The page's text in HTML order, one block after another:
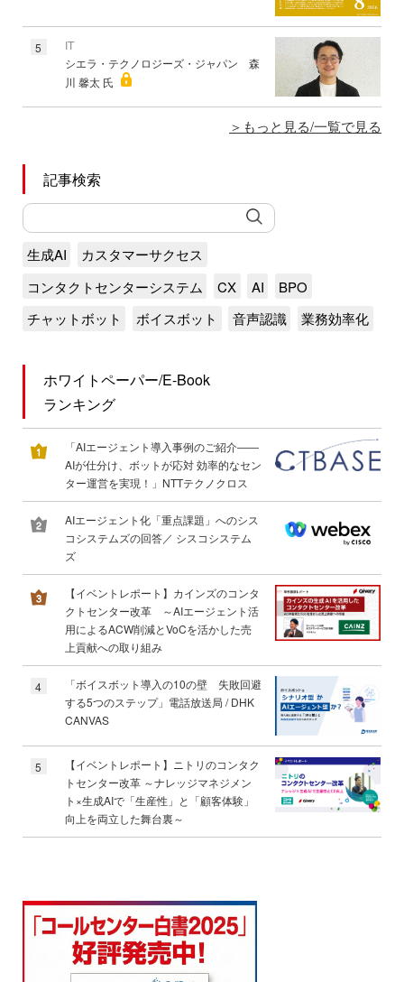
5
IT
シエラ・テクノロジーズ・ジャパン 森
川 馨太 氏
もっと見る/一覧で見る
記事検索
生成AI
カスタマーサクセス
コンタクトセンターシステム
CX AI
BPO
チャットボット
ボイスボット 音声認識 業務効率化
ホワイトペーパー/E-Book
ランキング
「AIエージェント導入事例のご紹介――
AIが仕分け、ボットが応対 効率的なセン
ター運営を実現！」NTTテクノクロス
AIエージェント化「重点課題」へのシス
コシステムズの回答／ シスコシステム
ズ
【イベントレポート】カインズのコンタ
クトセンター改革 ～AIエージェント活
用によるACW削減とVoCを活かした売
上貢献への取り組み
4
「ボイスボット導入の10の壁 失敗回避
する5つのステップ」電話放送局 / DHK
CANVAS
5
【イベントレポート】ニトリのコンタク
トセンター改革 ～ナレッジマネジメン
ト×生成AIで「生産性」と「顧客体験」
向上を両立した舞台裏～